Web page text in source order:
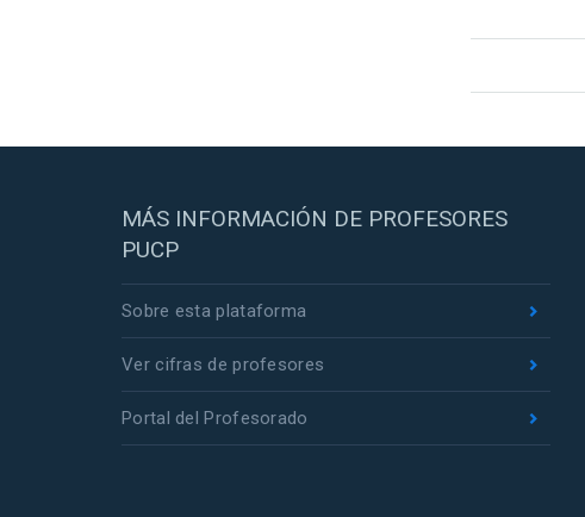
MÁS INFORMACIÓN DE PROFESORES
PUCP
Sobre esta plataforma
Ver cifras de profesores
Portal del Profesorado